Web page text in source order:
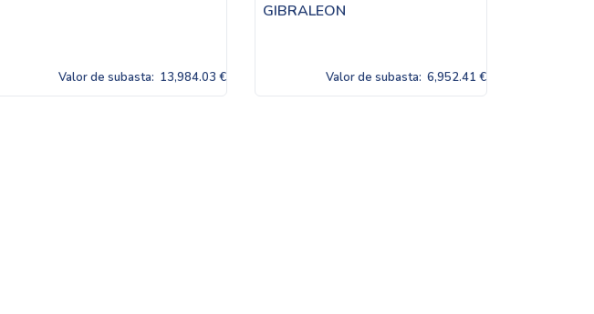
Valor de subasta: 13,984.03 €
GIBRALEON
Valor de subasta: 6,952.41 €